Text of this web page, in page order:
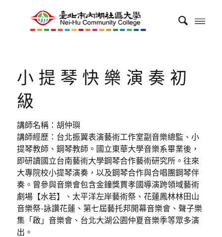
小提琴快樂演奏初
級
講師名稱：胡仲璵
講師經歷：台北振翼表演藝術工作室副音樂總監、小
提琴教師、鋼琴教師。國立東華大學音樂系畢業後，
即研讀國立台南藝術大學鋼琴合作藝術研究所。往來
大專院校小提琴演奏，以及鋼琴合作與合唱團鋼琴伴
奏。曾參與音樂會包含金鐘獎賈孝國導演跨領域藝術
劇場【水若】、太平洋左岸藝術祭、花蓮鳳林林田山
音樂祭-詠讚花蓮、第七屆藝托邦開幕音樂會、聲子樂
集「啟」音樂會、台北大湖公園仲夏音樂季等眾多演
出。